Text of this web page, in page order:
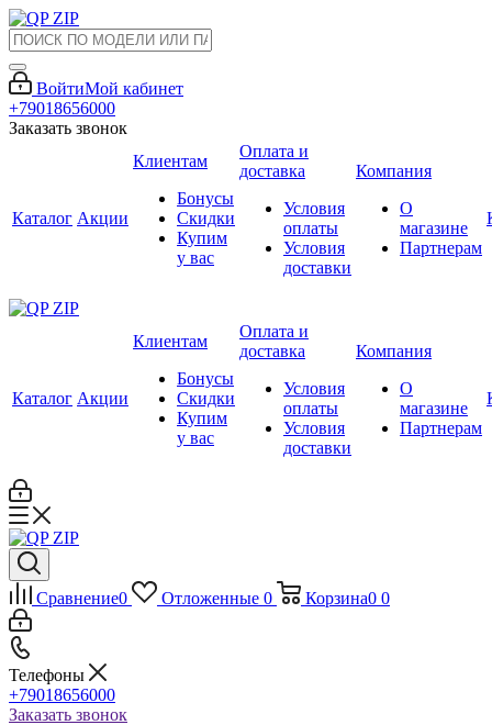
ВойтиМой кабинет
+79018656000
Заказать звонок
Каталог Акции
Клиентам
Бонусы
Скидки
Купим
у вас
Оплата и
доставка
Условия
оплаты
Условия
доставки
Компания
О
магазине
Партнерам
Каталог Акции
Клиентам
Бонусы
Скидки
Купим
у вас
Оплата и
доставка
Условия
оплаты
Условия
доставки
Компания
О
магазине
Партнерам
Сравнение0 Отложенные 0 Корзина0 0
Телефоны
+79018656000
Заказать звонок